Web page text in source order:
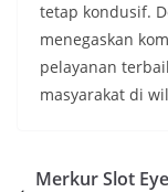
tetap kondusif.
menegaskan
pelayanan
masyarakat di
Merkur Slot